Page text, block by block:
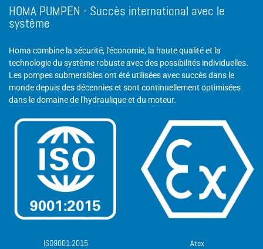
HOMA PUMPEN - Succès international avec le
système
Homa combine la sécurité, l'économie, la haute qualité et la
technologie du système robuste avec des possibilités individuelles.
Les pompes submersibles ont été utilisées avec succès dans le
monde depuis des décennies et sont continuellement optimisées
dans le domaine de l'hydraulique et du moteur.
ISO9001:2015 Atex